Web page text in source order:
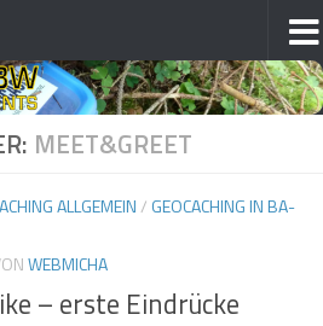
❅
❅
❅
MEET&GREET
ALLGEMEIN/ GEOCACHING IN BA-
WEBMICHA
– erste Eindrücke